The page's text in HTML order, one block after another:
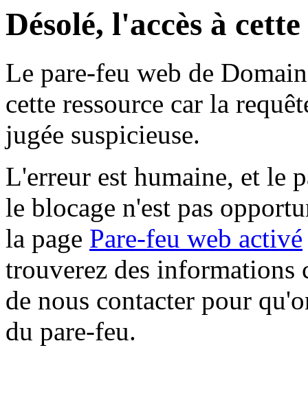
Désolé, l'accès à
Le pare-feu web de
cette ressource car la
jugée suspicieuse.
L'erreur est humaine, et le
le blocage n'est pas
la page Pare-feu web activé
trouverez des informations
de nous contacter pour
du pare-feu.